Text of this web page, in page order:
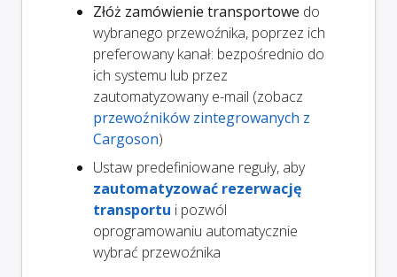
Złóż zamówienie transportowe do
wybranego przewoźnika, poprzez ich
preferowany kanał: bezpośrednio do
ich systemu lub przez
zautomatyzowany e-mail (zobacz
przewoźników zintegrowanych z
Cargoson)
Ustaw predefiniowane reguły, aby
zautomatyzować rezerwację
transportu i pozwól
oprogramowaniu automatycznie
wybrać przewoźnika